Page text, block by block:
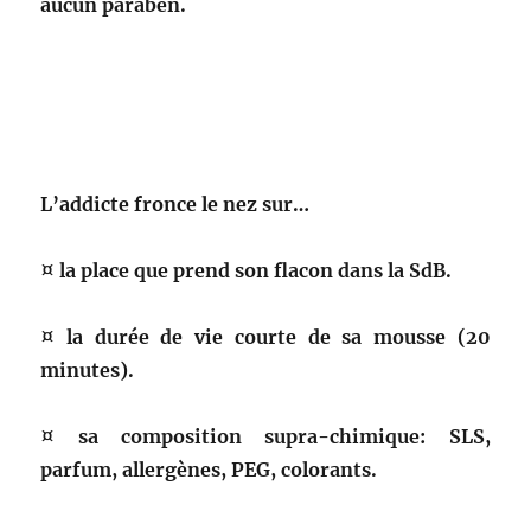
aucun paraben.
L’addicte fronce le nez sur…
¤ la place que prend son flacon dans la SdB.
¤ la durée de vie courte de sa mousse (20
minutes).
¤ sa composition supra-chimique: SLS,
parfum, allergènes, PEG, colorants.